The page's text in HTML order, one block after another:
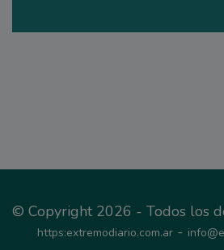
© Copyright 2026 - Todos los
https:extremodiario.com.ar -